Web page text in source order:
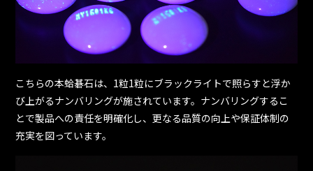
こちらの本蛤碁石は、1粒1粒にブラックライトで照らすと浮か
び上がるナンバリングが施されています。ナンバリングするこ
とで製品への責任を明確化し、更なる品質の向上や保証体制の
充実を図っています。